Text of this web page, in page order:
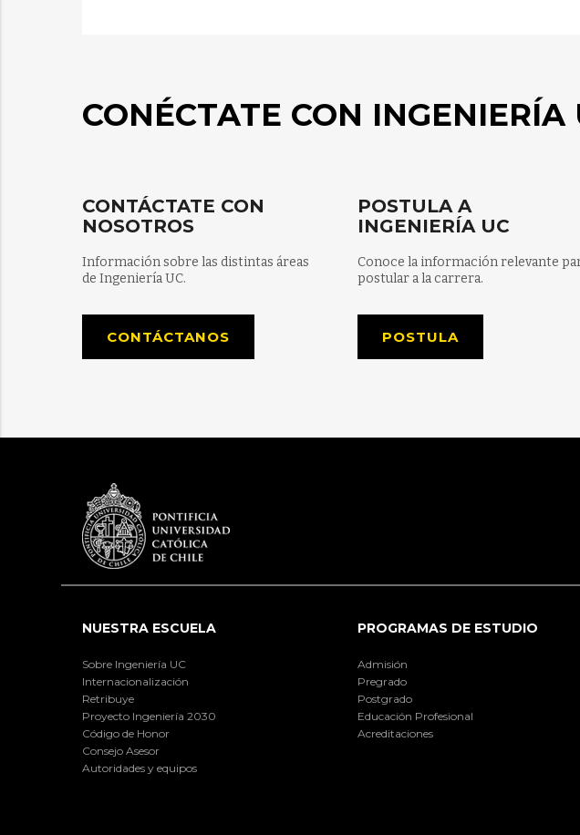
CONÉCTATE CON INGENIERÍA
CONTÁCTATE CON
NOSOTROS
Información sobre las distintas áreas
de Ingeniería UC.
CONTÁCTANOS
POSTULA A
INGENIERÍA UC
Conoce la información relevante
postular a la carrera.
POSTULA
NUESTRA ESCUELA
Sobre Ingeniería UC
Internacionalización
Retribuye
Proyecto Ingeniería 2030
Código de Honor
Consejo Asesor
Autoridades y equipos
PROGRAMAS DE ESTUDIO
Admisión
Pregrado
Postgrado
Educación Profesional
Acreditaciones